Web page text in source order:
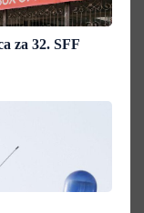
za 32. SFF